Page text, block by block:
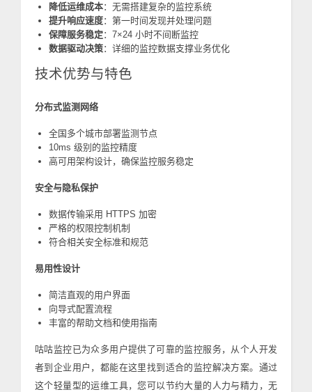
降低运维成本：无需搭建复杂的监控系统
提升响应速度：第一时间发现并处理问题
保障服务稳定：7×24 小时不间断监控
数据驱动决策：详细的监控数据支撑业务优化
技术优势与特色
分布式监测网络
全国多个城市部署监测节点
10ms 级别的监控精度
高可用架构设计，确保监控服务稳定
安全与隐私保护
数据传输采用 HTTPS 加密
严格的权限控制机制
符合相关安全标准和规范
易用性设计
简洁直观的用户界面
向导式配置流程
丰富的帮助文档和使用指南
咕咕监控已为众多用户提供了可靠的监控服务，从个人开发
者到企业用户，都能在这里找到适合的监控解决方案。通过
这个轻量型的运维工具，您可以节约大量的人力与精力，无